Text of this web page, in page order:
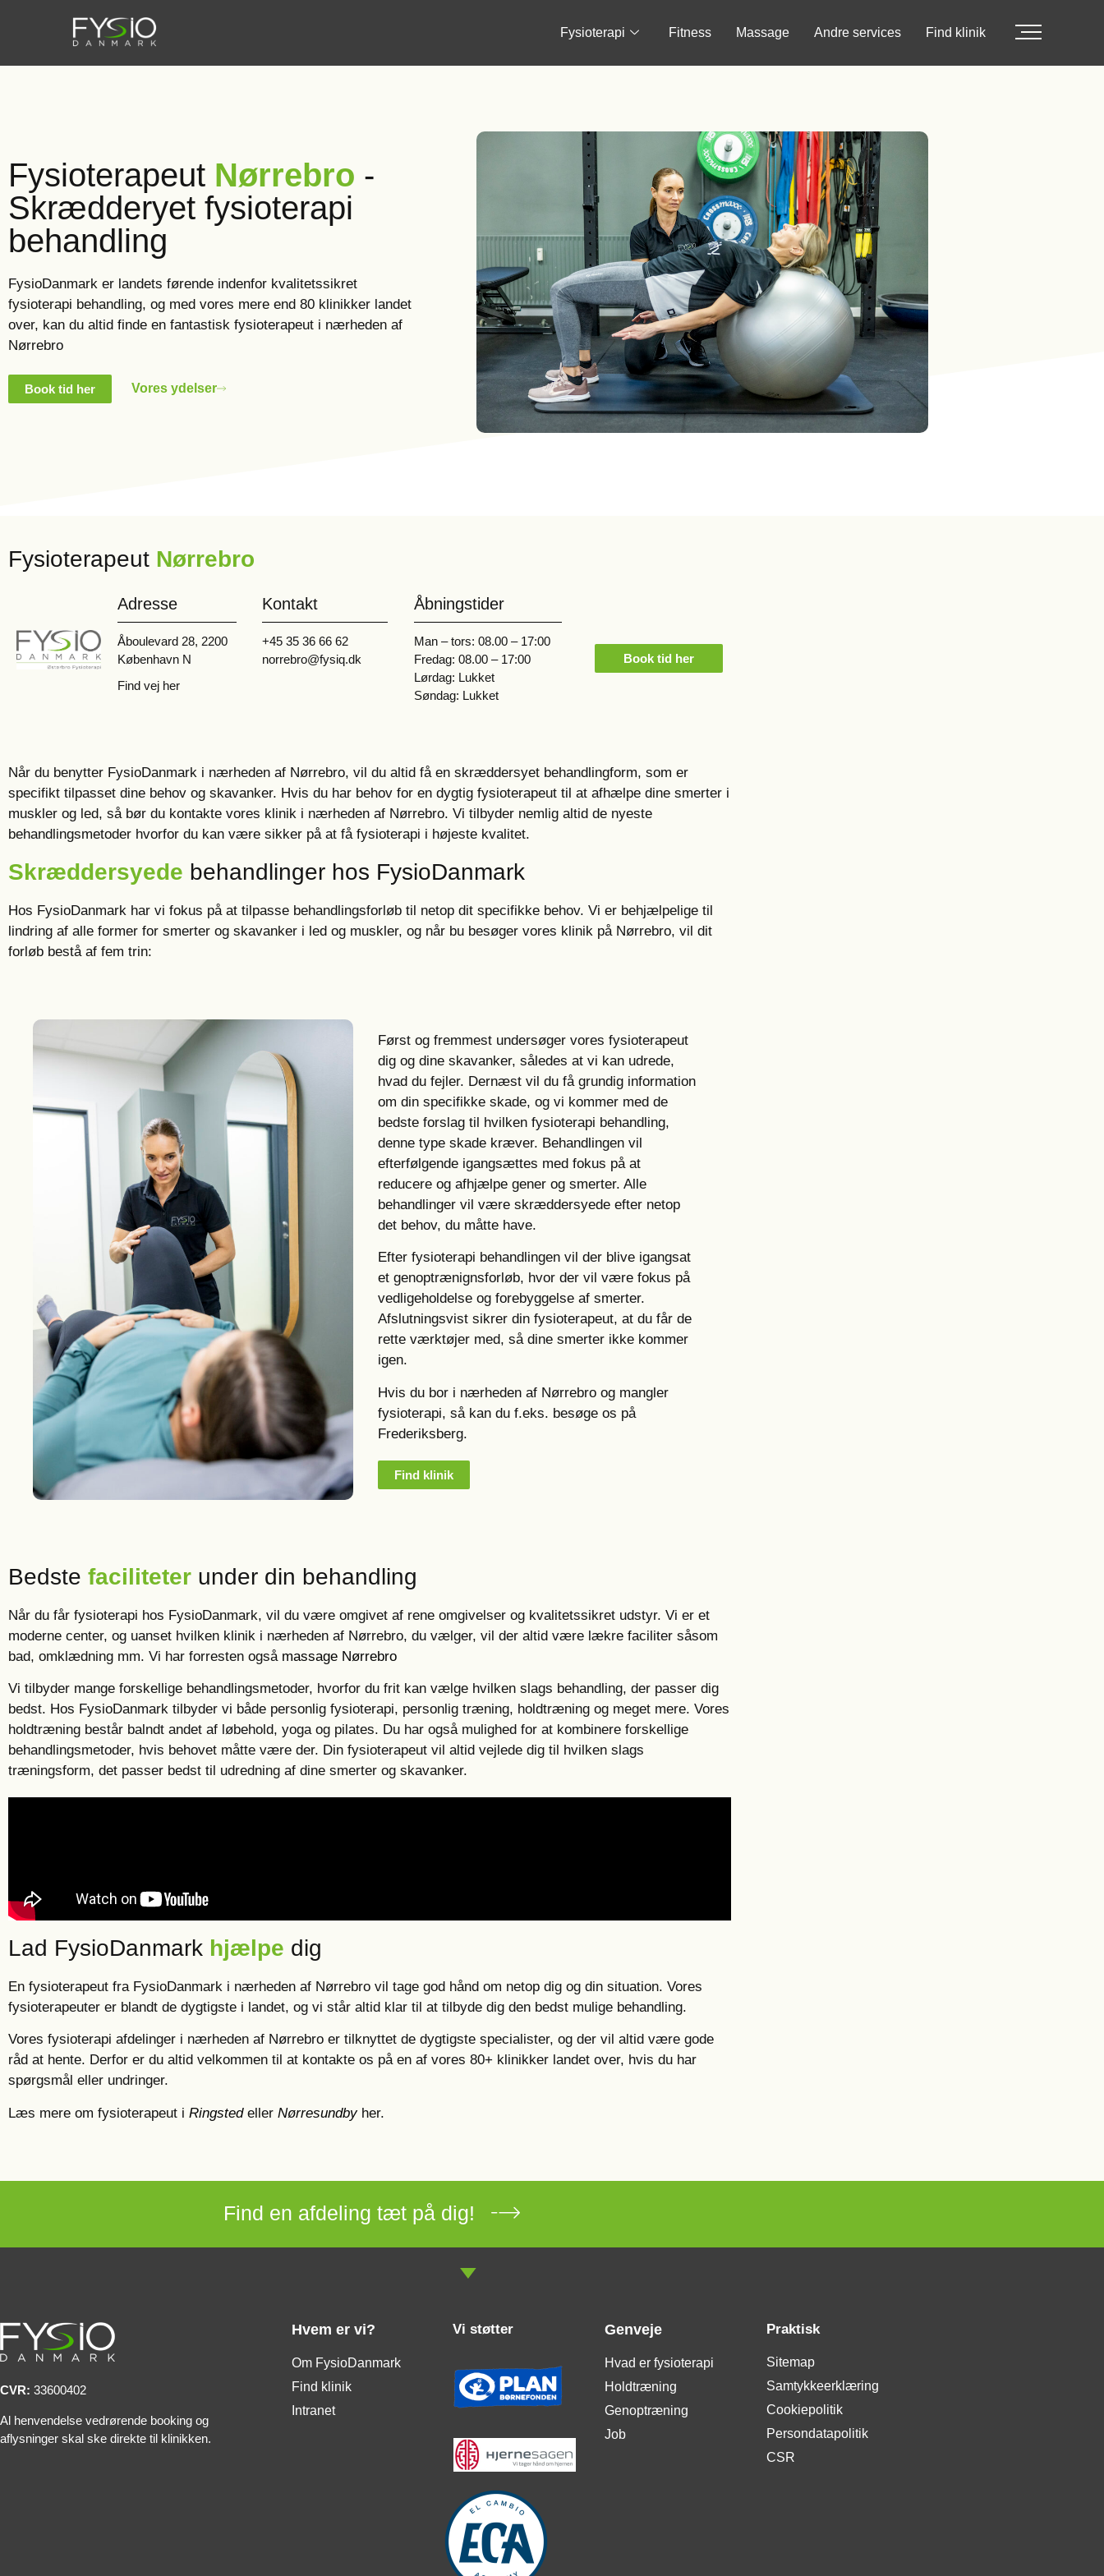
Fysioterapi Fitness Massage Andre services Find klinik
Fysioterapeut Nørrebro -
Skrædderyet fysioterapi
behandling
FysioDanmark er landets førende indenfor kvalitetssikret
fysioterapi behandling, og med vores mere end 80 klinikker landet
over, kan du altid finde en fantastisk fysioterapeut i nærheden af
Nørrebro
Book tid her Vores ydelser
Fysioterapeut Nørrebro
Adresse
Åboulevard 28, 2200
København N
Find vej her
Kontakt
+45 35 36 66 62
norrebro@fysiq.dk
Åbningstider
Man – tors: 08.00 – 17:00
Fredag: 08.00 – 17:00
Lørdag: Lukket
Søndag: Lukket
Book tid her
Når du benytter FysioDanmark i nærheden af Nørrebro, vil du altid få en skræddersyet behandlingform, som er
specifikt tilpasset dine behov og skavanker. Hvis du har behov for en dygtig fysioterapeut til at afhælpe dine smerter i
muskler og led, så bør du kontakte vores klinik i nærheden af Nørrebro. Vi tilbyder nemlig altid de nyeste
behandlingsmetoder hvorfor du kan være sikker på at få fysioterapi i højeste kvalitet.
Skræddersyede behandlinger hos FysioDanmark
Hos FysioDanmark har vi fokus på at tilpasse behandlingsforløb til netop dit specifikke behov. Vi er behjælpelige til
lindring af alle former for smerter og skavanker i led og muskler, og når bu besøger vores klinik på Nørrebro, vil dit
forløb bestå af fem trin:
Først og fremmest undersøger vores fysioterapeut
dig og dine skavanker, således at vi kan udrede,
hvad du fejler. Dernæst vil du få grundig information
om din specifikke skade, og vi kommer med de
bedste forslag til hvilken fysioterapi behandling,
denne type skade kræver. Behandlingen vil
efterfølgende igangsættes med fokus på at
reducere og afhjælpe gener og smerter. Alle
behandlinger vil være skræddersyede efter netop
det behov, du måtte have.
Efter fysioterapi behandlingen vil der blive igangsat
et genoptrænignsforløb, hvor der vil være fokus på
vedligeholdelse og forebyggelse af smerter.
Afslutningsvist sikrer din fysioterapeut, at du får de
rette værktøjer med, så dine smerter ikke kommer
igen.
Hvis du bor i nærheden af Nørrebro og mangler
fysioterapi, så kan du f.eks. besøge os på
Frederiksberg.
Find klinik
Bedste faciliteter under din behandling
Når du får fysioterapi hos FysioDanmark, vil du være omgivet af rene omgivelser og kvalitetssikret udstyr. Vi er et
moderne center, og uanset hvilken klinik i nærheden af Nørrebro, du vælger, vil der altid være lækre faciliter såsom
bad, omklædning mm. Vi har forresten også massage Nørrebro
Vi tilbyder mange forskellige behandlingsmetoder, hvorfor du frit kan vælge hvilken slags behandling, der passer dig
bedst. Hos FysioDanmark tilbyder vi både personlig fysioterapi, personlig træning, holdtræning og meget mere. Vores
holdtræning består balndt andet af løbehold, yoga og pilates. Du har også mulighed for at kombinere forskellige
behandlingsmetoder, hvis behovet måtte være der. Din fysioterapeut vil altid vejlede dig til hvilken slags
træningsform, det passer bedst til udredning af dine smerter og skavanker.
Lad FysioDanmark hjælpe dig
En fysioterapeut fra FysioDanmark i nærheden af Nørrebro vil tage god hånd om netop dig og din situation. Vores
fysioterapeuter er blandt de dygtigste i landet, og vi står altid klar til at tilbyde dig den bedst mulige behandling.
Vores fysioterapi afdelinger i nærheden af Nørrebro er tilknyttet de dygtigste specialister, og der vil altid være gode
råd at hente. Derfor er du altid velkommen til at kontakte os på en af vores 80+ klinikker landet over, hvis du har
spørgsmål eller undringer.
Læs mere om fysioterapeut i Ringsted eller Nørresundbyher.
Find en afdeling tæt på dig!
CVR: 33600402
Al henvendelse vedrørende booking og
aflysninger skal ske direkte til klinikken.
Hvem er vi?
Om FysioDanmark
Find klinik
Intranet
Vi støtter Genveje
Hvad er fysioterapi
Holdtræning
Genoptræning
Job
Praktisk
Sitemap
Samtykkeerklæring
Cookiepolitik
Persondatapolitik
CSR